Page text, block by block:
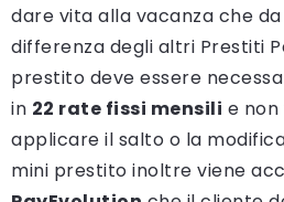
dare vita alla vacanza che
differenza degli altri Prestiti
prestito deve essere
in 22 rate fissi mensili e non
applicare il salto o la
mini prestito inoltre viene